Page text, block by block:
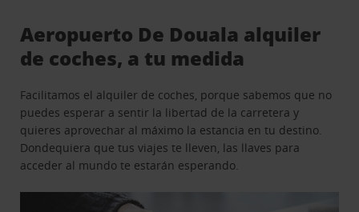
Aeropuerto De Douala alquiler
de coches, a tu medida
Facilitamos el alquiler de coches, porque sabemos que no
puedes esperar a sentir la libertad de la carretera y
quieres aprovechar al máximo la estancia en tu destino.
Dondequiera que tus viajes te lleven, las llaves para
acceder al mundo te estarán esperando.